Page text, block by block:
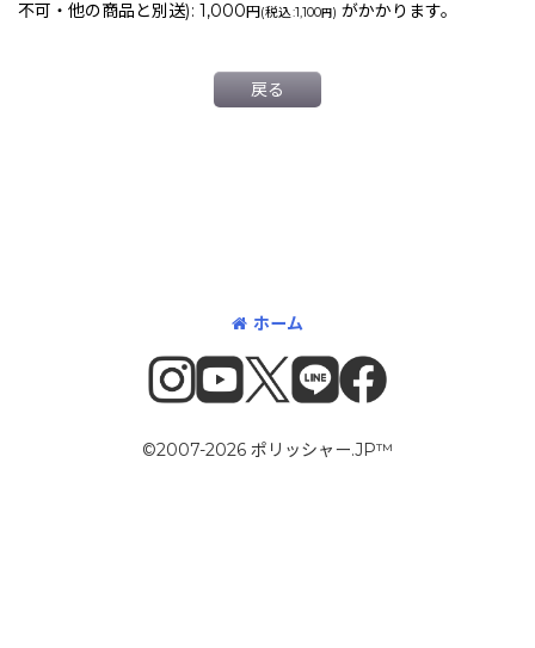
不可・他の商品と別送): 1,000円(税込:1,100円) がかかります。
戻る
ホーム
©2007-2026 ポリッシャー.JP™